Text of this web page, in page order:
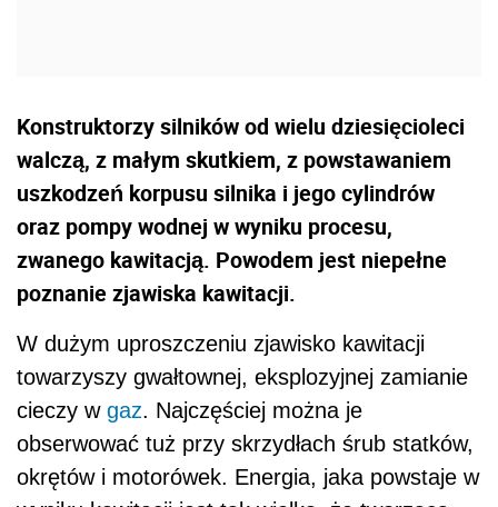
Konstruktorzy silników od wielu dziesięcioleci
walczą, z małym skutkiem, z powstawaniem
uszkodzeń korpusu silnika i jego cylindrów
oraz pompy wodnej w wyniku procesu,
zwanego kawitacją. Powodem jest niepełne
poznanie zjawiska kawitacji.
W dużym uproszczeniu zjawisko kawitacji
towarzyszy gwałtownej, eksplozyjnej zamianie
cieczy w gaz. Najczęściej można je
obserwować tuż przy skrzydłach śrub statków,
okrętów i motorówek. Energia, jaka powstaje w